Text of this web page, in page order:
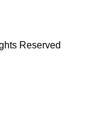
Reserved